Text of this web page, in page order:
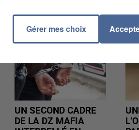
UN SECOND CADRE
DE LA DZ MAFIA
Gérer mes choix